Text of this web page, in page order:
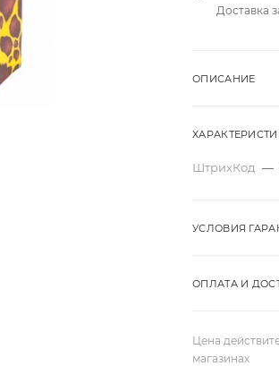
Доставка
ОПИСАНИЕ
ШтрихКод —
УСЛОВИЯ
ОПЛАТА И
Цена
магазинах